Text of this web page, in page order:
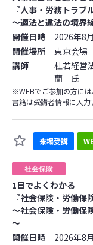
『人事・労務トラブ
～適法と違法の境界
開催日時
2026年8
開催場所
東京会場
講師
杜若経
蘭 氏
※WEBでご参加の方には
書籍は受講者情報に入力
来場受講
1日でよくわかる
『社会保険・労働保
～社会保険・労働保
～
開催日時
2026年8